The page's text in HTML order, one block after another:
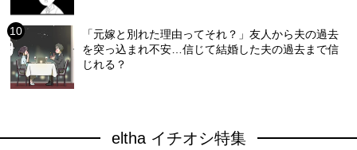
「元嫁と別れた理由ってそれ？」友人から夫の過去
を突っ込まれ不安…信じて結婚した夫の過去まで信
じれる？
eltha イチオシ特集